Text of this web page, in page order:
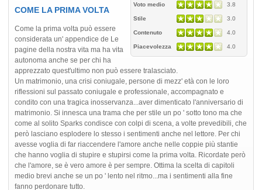
Voto medio 3.8
Stile 3.0
Contenuto 4.0
Piacevolezza 4.0
COME LA PRIMA VOLTA
Come la prima volta può essere
considerata un' appendice de Le
pagine della nostra vita ma ha vita
autonoma anche se per chi ha
apprezzato quest'ultimo non può essere tralasciato.
Un matrimonio, una crisi coniugale, persone di mezz' età con le loro
riflessioni sul passato coniugale e professionale, accompagnato e
condito con una tragica inosservanza...aver dimenticato l'anniversario di
matrimonio. Si innesca una trama che per stile un po ' sotto tono ma che
come al solito Sparks condisce con colpi di scena, a volte prevedibili, che
però lasciano esplodere lo stesso i sentimenti anche nel lettore. Per chi
avesse voglia di far riaccendere l'amore anche nelle coppie più stantie
che hanno voglia di stupire e stupirsi come la prima volta. Ricordate però
che l'amore, se è vero amore è per sempre. Ottima la scelta di capitoli
medio brevi anche se un po ' lento nel ritmo...ma i sentimenti alla fine
fanno perdonare tutto.